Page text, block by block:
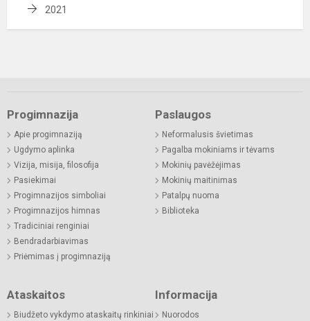
2021
Progimnazija
Apie progimnaziją
Ugdymo aplinka
Vizija, misija, filosofija
Pasiekimai
Progimnazijos simboliai
Progimnazijos himnas
Tradiciniai renginiai
Bendradarbiavimas
Priėmimas į progimnaziją
Paslaugos
Neformalusis švietimas
Pagalba mokiniams ir tėvams
Mokinių pavėžėjimas
Mokinių maitinimas
Patalpų nuoma
Biblioteka
Ataskaitos
Biudžeto vykdymo ataskaitų rinkiniai
Informacija
Nuorodos